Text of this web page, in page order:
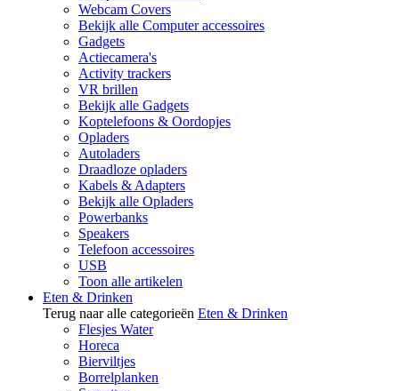
Webcam Covers
Bekijk alle Computer accessoires
Gadgets
Actiecamera's
Activity trackers
VR brillen
Bekijk alle Gadgets
Koptelefoons & Oordopjes
Opladers
Autoladers
Draadloze opladers
Kabels & Adapters
Bekijk alle Opladers
Powerbanks
Speakers
Telefoon accessoires
USB
Toon alle artikelen
Eten & Drinken
Terug naar alle categorieën Eten & Drinken
Flesjes Water
Horeca
Bierviltjes
Borrelplanken